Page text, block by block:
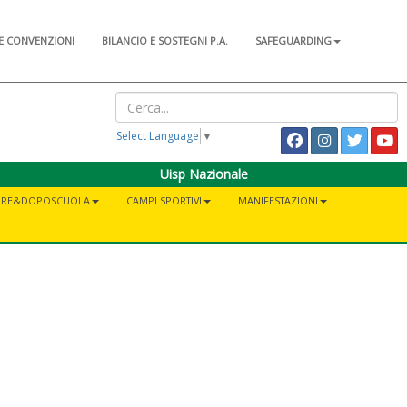
CONVENZIONI BILANCIO E SOSTEGNI P.A. SAFEGUARDING
Select Language ▼
Uisp Nazionale
CAMPI SPORTIVI MANIFESTAZIONI